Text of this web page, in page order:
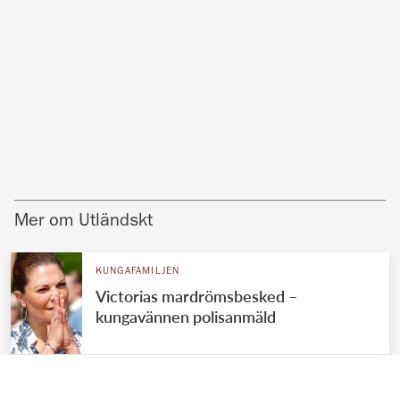
Mer om Utländskt
KUNGAFAMILJEN
Victorias mardrömsbesked –
kungavännen polisanmäld